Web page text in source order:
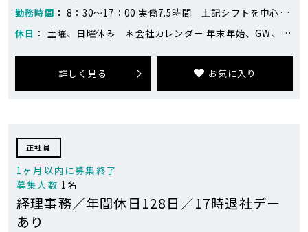
勤務時間 ： 8：30～17：00 実働7.5時間 上記シフトを中心に前後1時間単位での時差出勤シフト（前週にシフト決定）
休日 ： 土曜、日曜休み ＊会社カレンダー 年末年始、GW、お盆の長期連休あり
詳しく見る お気に入り
正社員
1ヶ月以内に募集終了
募集人数 1名
経理事務／年間休日128日／17時退社デー
あり